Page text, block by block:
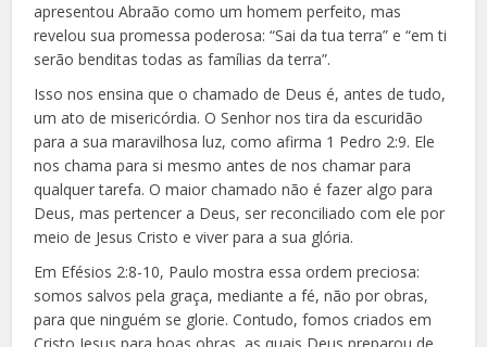
apresentou Abraão como um homem perfeito, mas
revelou sua promessa poderosa: “Sai da tua terra” e “em ti
serão benditas todas as famílias da terra”.
Isso nos ensina que o chamado de Deus é, antes de tudo,
um ato de misericórdia. O Senhor nos tira da escuridão
para a sua maravilhosa luz, como afirma 1 Pedro 2:9. Ele
nos chama para si mesmo antes de nos chamar para
qualquer tarefa. O maior chamado não é fazer algo para
Deus, mas pertencer a Deus, ser reconciliado com ele por
meio de Jesus Cristo e viver para a sua glória.
Em Efésios 2:8-10, Paulo mostra essa ordem preciosa:
somos salvos pela graça, mediante a fé, não por obras,
para que ninguém se glorie. Contudo, fomos criados em